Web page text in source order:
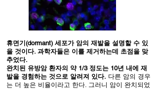
휴면기(dormant) 세포가 암의 재발을 설명할 수 있
을 것이다. 과학자들은 이를 제거하는데 초점을 맞
추었다.
완치된 유방암 환자의 약 1/3 정도는 10년 내에 재
발을 경험하는 것으로 알려져 있다. 다른 암의 경우
는 더 높은 비율이라고 한다. 그러니 암이 완치되었